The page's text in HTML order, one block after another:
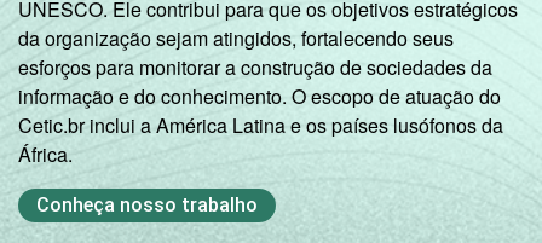
OU
MAIS
81,09 9,87
CLASSE
SOCIAL
A 95,47 2,49
9,65
C 48,98 33,34
UNESCO. Ele contribui para que os objetivos estratégicos
da organização sejam atingidos, fortalecendo seus
esforços para monitorar a construção de sociedades da
informação e do conhecimento. O escopo de atuação do
Cetic.br inclui a América Latina e os países lusófonos da
África.
Conheça nosso trabalho